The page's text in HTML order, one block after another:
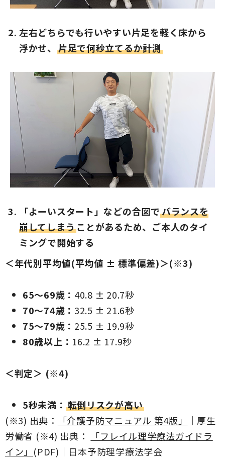
左右どちらでも行いやすい片足を軽く床から
浮かせ、 片足で何秒立てるか計測
「よーいスタート」などの合図でバランスを
崩してしまうことがあるため、ご本人のタイ
ミングで開始する
＜年代別平均値(平均値 ± 標準偏差)＞(※3)
65～69歳： 40.8 ± 20.7秒
70～74歳： 32.5 ± 21.6秒
75～79歳： 25.5 ± 19.9秒
80歳以上： 16.2 ± 17.9秒
＜判定＞ (※4)
5秒未満： 転倒リスクが高い
(※3) 出典：
「介護予防マニュアル 第4版」
｜厚生
労働省 (※4) 出典：
「フレイル理学療法ガイドラ
イン」 (PDF)｜日本予防理学療法学会